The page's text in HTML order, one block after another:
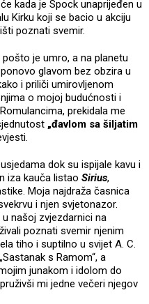
kada je Spock unaprijeđen u
Kirku koji se bacio u akciju
poznati svemir.
je umro, a na planetu
glavom bez obzira u
i priliči umirovljenom
o mojoj budućnosti i
prekidala me
„đavlom sa šiljatim
dok su ispijale kavu i
iza kauča listao Sirius,
Moja najdraža časnica
i njen svjetonazor.
u našoj zvjezdarnici na
poznati svemir njenim
tiho i suptilno u svijet A. C.
s Ramom“, a
junakom i idolom do
mi jedne večeri njegov